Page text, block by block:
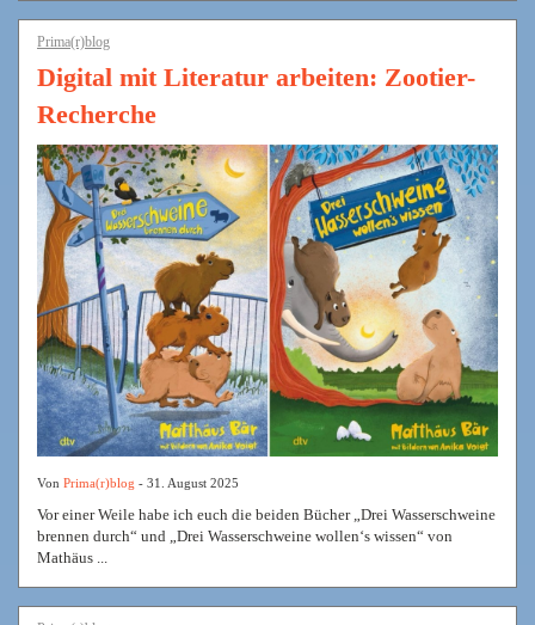
Prima(r)blog
Digital mit Literatur arbeiten: Zootier-
Recherche
Von Prima(r)blog - 31. August 2025
Vor einer Weile habe ich euch die beiden Bücher „Drei Wasserschweine
brennen durch“ und „Drei Wasserschweine wollen‘s wissen“ von
Mathäus ...